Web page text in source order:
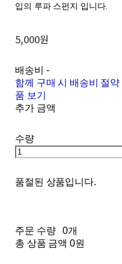
입의 루파 스펀지 입니다.
5,000원
배송비 -
함께 구매 시 배송비 절약
품 보기
추가 금액
수량
품절된 상품입니다.
주문 수량
0개
총 상품 금액 0원